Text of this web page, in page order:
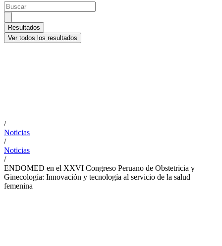
Search
...
Resultados
Ver todos los resultados
/
Noticias
/
Noticias
/
ENDOMED en el XXVI Congreso Peruano de Obstetricia y
Ginecología: Innovación y tecnología al servicio de la salud
femenina